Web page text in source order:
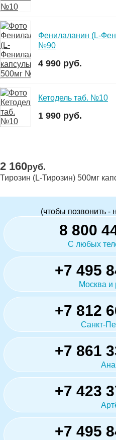
Фенилаланин (L-
№90
4 990 руб.
Кетодель таб. №10
1 990 руб.
2 160руб.
Тирозин (L-Тирозин) 500мг
(чтобы позвонить -
8 800
С любых
+7 495
Москва и
+7 812
Санкт-
+7 861
+7 423
+7 495